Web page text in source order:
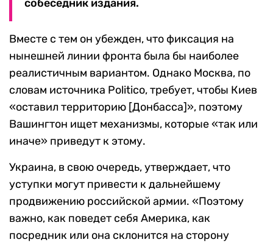
собеседник издания.
Вместе с тем он убежден, что фиксация на
нынешней линии фронта была бы наиболее
реалистичным вариантом. Однако Москва, по
словам источника Politico, требует, чтобы Киев
«оставил территорию [Донбасса]», поэтому
Вашингтон ищет механизмы, которые «так или
иначе» приведут к этому.
Украина, в свою очередь, утверждает, что
уступки могут привести к дальнейшему
продвижению российской армии. «Поэтому
важно, как поведет себя Америка, как
посредник или она склонится на сторону